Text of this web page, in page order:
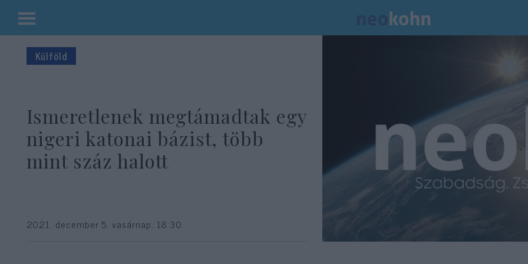
Kilépés
tartalomba
Külföld
Ismeretlenek megtámadtak egy
nigeri katonai bázist, több
mint száz halott
2021. december 5. vasárnap, 18:30